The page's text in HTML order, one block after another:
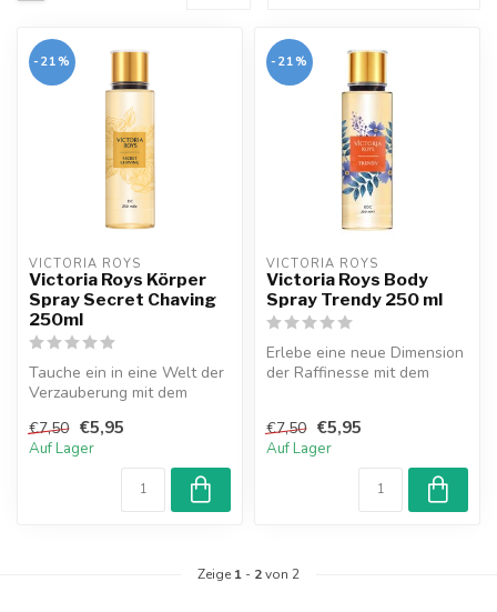
-21%
VICTORIA ROYS
Victoria Roys Körper
Spray Secret Chaving
250ml
Tauche ein in eine Welt der
Verzauberung mit dem
Secre...
€7,50 €5,95
Auf Lager
-21%
VICTORIA ROYS
Victoria Roys Body
Spray Trendy 250 ml
Erlebe eine neue Dimension
der Raffinesse mit dem
€7,50 €5,95
Auf Lager
Zeige 1 - 2von 2